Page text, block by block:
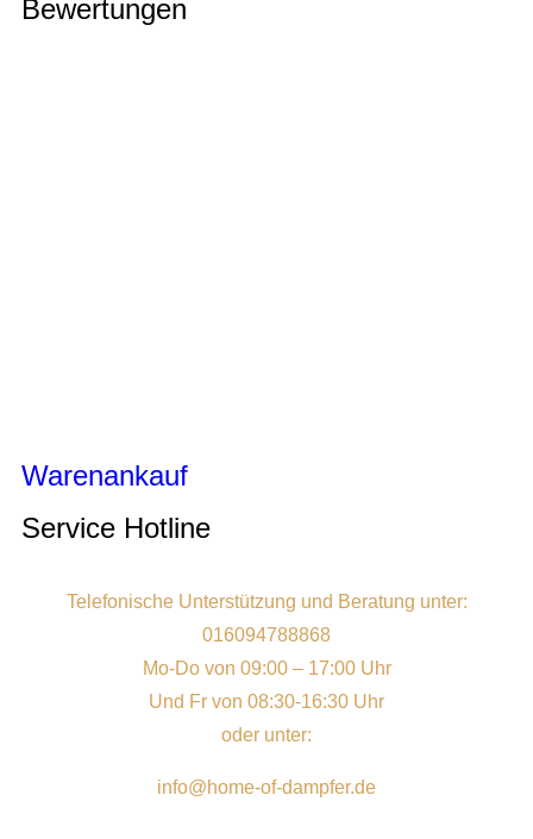
Bewertungen
Warenankauf
Service Hotline
Telefonische Unterstützung und Beratung unter:
016094788868
Mo-Do von 09:00 – 17:00 Uhr
Und Fr von 08:30-16:30 Uhr
oder unter:
info@home-of-dampfer.de